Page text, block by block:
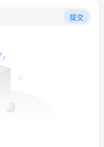
提交